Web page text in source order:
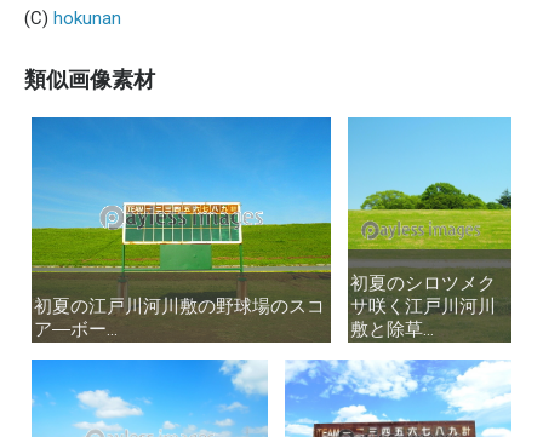
(C) hokunan
類似画像素材
初夏の江戸川河川敷の野球場のスコ
ア―ボー...
初夏の江戸川河川敷の野球場のスコ
ア―ボー...
初夏のシロツメク
サ咲く江戸川河川
敷と除草...
初夏のシロツメク
サ咲く江戸川河川
敷と除草...